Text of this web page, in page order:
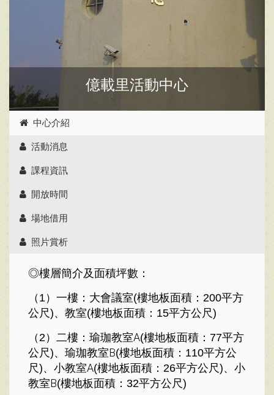
億載里活動中心
中心介紹
活動消息
課程資訊
開放時間
場地借用
照片賞析
◎樓層簡介及面積坪數：
（1） 一樓：大會議室(樓地板面積：200平方
公尺)、 教室(樓地板面積：15平方公尺)
（2）二樓： 瑜珈教室A(樓地板面積：77平方
公尺)、 瑜珈教室B(樓地板面積：110平方公
尺)、小教室A(樓地板面積：26平方公尺)、小
教室B(樓地板面積：32平方公尺)